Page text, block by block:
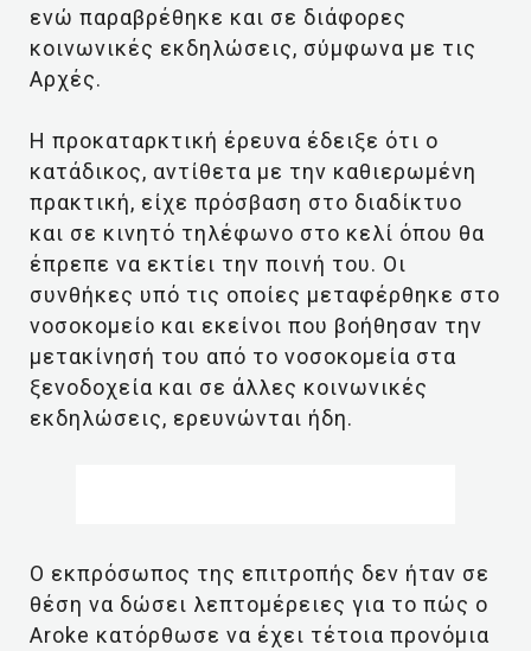
ενώ παραβρέθηκε και σε διάφορες
κοινωνικές εκδηλώσεις, σύμφωνα με τις
Αρχές.
Η προκαταρκτική έρευνα έδειξε ότι ο
κατάδικος, αντίθετα με την καθιερωμένη
πρακτική, είχε πρόσβαση στο διαδίκτυο
και σε κινητό τηλέφωνο στο κελί όπου θα
έπρεπε να εκτίει την ποινή του. Οι
συνθήκες υπό τις οποίες μεταφέρθηκε στο
νοσοκομείο και εκείνοι που βοήθησαν την
μετακίνησή του από το νοσοκομεία στα
ξενοδοχεία και σε άλλες κοινωνικές
εκδηλώσεις, ερευνώνται ήδη.
Ο εκπρόσωπος της επιτροπής δεν ήταν σε
θέση να δώσει λεπτομέρειες για το πώς ο
Aroke κατόρθωσε να έχει τέτοια προνόμια